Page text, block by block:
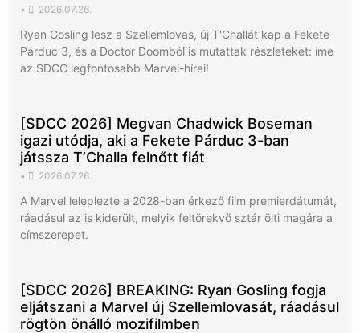
• 2026.07.26.
Ryan Gosling lesz a Szellemlovas, új T'Challát kap a Fekete
Párduc 3, és a Doctor Doomból is mutattak részleteket: íme
az SDCC legfontosabb Marvel-hírei!
[SDCC 2026] Megvan Chadwick Boseman
igazi utódja, aki a Fekete Párduc 3-ban
játssza T’Challa felnőtt fiát
• 2026.07.26.
A Marvel leleplezte a 2028-ban érkező film premierdátumát,
ráadásul az is kiderült, melyik feltörekvő sztár ölti magára a
címszerepet.
[SDCC 2026] BREAKING: Ryan Gosling fogja
eljátszani a Marvel új Szellemlovasát, ráadásul
rögtön önálló mozifilmben